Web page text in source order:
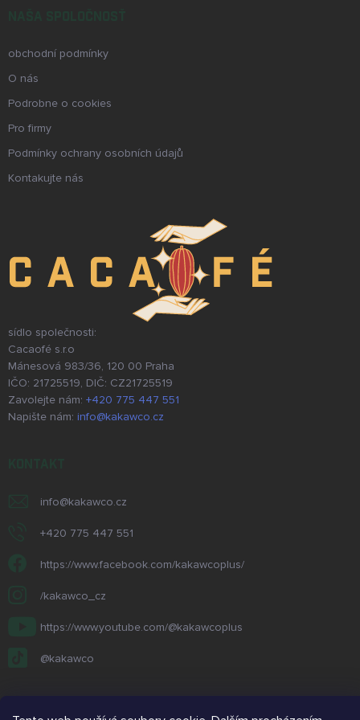
obchodní podmínky
O nás
Podrobne o cookies
Pro firmy
Podmínky ochrany osobních údajů
Kontakujte nás
sídlo společnosti:
Cacaofé s.r.o
Mánesová 983/36, 120 00 Praha
IČO: 21725519, DIČ: CZ21725519
Zavolejte nám: +420 775 447 551
Napište nám: info@kakawco.cz
info@kakawco.cz
+420 775 447 551
https://www.facebook.com/kakawcoplus/
/kakawco_cz
https://www.youtube.com/@kakawcoplus
@kakawco